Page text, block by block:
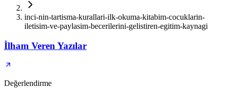
inci-nin-tartisma-kurallari-ilk-okuma-kitabim-cocuklarin-
iletisim-ve-paylasim-becerilerini-gelistiren-egitim-kaynagi
İlham Veren Yazılar
Değerlendirme